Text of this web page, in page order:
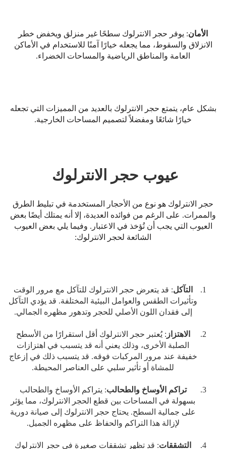
الأمان: يوفر حجر الانترلوك سطحًا غير منزلق ويخفض خطر
الانزلاق والسقوط، مما يجعله خيارًا آمنًا للاستخدام في الأماكن
العامة والمناطق الرياضية والمساحات الخضراء.
بشكل عام، يتمتع حجر الانترلوك بالعديد من المميزات التي تجعله
خيارًا شائعًا ومفضلاً لتصميم المساحات الخارجية.
عيوب حجر الانترلوك
حجر الانترلوك هو نوع من الأحجار المستخدمة في تبليط الطرق
والممرات. على الرغم من فوائده العديدة، إلا أنه يمتلك أيضًا بعض
العيوب التي يجب أن تُؤخذ في الاعتبار. وفيما يلي بعض العيوب
الشائعة لحجر الانترلوك:
التآكل: قد يتعرض حجر الانترلوك للتآكل مع مرور الوقت
وتأثيرات الطقس والعوامل البيئية المختلفة. قد يؤدي التآكل
إلى فقدان اللون الأصلي للحجر وتدهور مظهره الجمالي.
الاهتزاز : يُعتبر حجر الانترلوك أقل استقرارًا من الأسطح
الصلبة الأخرى، وذلك يعني أنه قد يتسبب في اهتزازات
خفيفة عند مرور المركبات فوقه. قد يتسبب ذلك في إزعاج
للمشاة أو تأثير سلبي على العناصر المحيطة.
تراكم الأوساخ والطحالب: يتراكم الأوساخ والطحالب
بسهولة في المساحات بين قطع الحجر الانترلوك، مما يؤثر
على جمالية السطح. يحتاج حجر الانترلوك إلى صيانة دورية
لإزالة هذا التراكم والحفاظ على مظهره الجميل.
التشققات: قد تظهر تشققات صغيرة في حجر الانترلوك